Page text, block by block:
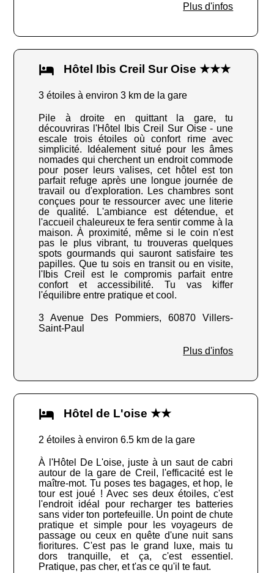
Plus d'infos
Hôtel Ibis Creil Sur Oise ★★★
3 étoiles à environ 3 km de la gare
Pile à droite en quittant la gare, tu
découvriras l'Hôtel Ibis Creil Sur Oise - une
escale trois étoiles où confort rime avec
simplicité. Idéalement situé pour les âmes
nomades qui cherchent un endroit commode
pour poser leurs valises, cet hôtel est ton
parfait refuge après une longue journée de
travail ou d'exploration. Les chambres sont
conçues pour te ressourcer avec une literie
de qualité. L'ambiance est détendue, et
l'accueil chaleureux te fera sentir comme à la
maison. À proximité, même si le coin n'est
pas le plus vibrant, tu trouveras quelques
spots gourmands qui sauront satisfaire tes
papilles. Que tu sois en transit ou en visite,
l'Ibis Creil est le compromis parfait entre
confort et accessibilité. Tu vas kiffer
l'équilibre entre pratique et cool.
3 Avenue Des Pommiers, 60870 Villers-
Saint-Paul
Plus d'infos
Hôtel de L'oise ★★
2 étoiles à environ 6.5 km de la gare
À l'Hôtel De L'oise, juste à un saut de cabri
autour de la gare de Creil, l'efficacité est le
maître-mot. Tu poses tes bagages, et hop, le
tour est joué ! Avec ses deux étoiles, c'est
l'endroit idéal pour recharger tes batteries
sans vider ton portefeuille. Un point de chute
pratique et simple pour les voyageurs de
passage ou ceux en quête d'une nuit sans
fioritures. C'est pas le grand luxe, mais tu
dors tranquille, et ça, c'est essentiel.
Pratique, pas cher, et t'as ce qu'il te faut.